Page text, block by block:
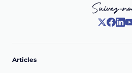
Suivez-
Articles